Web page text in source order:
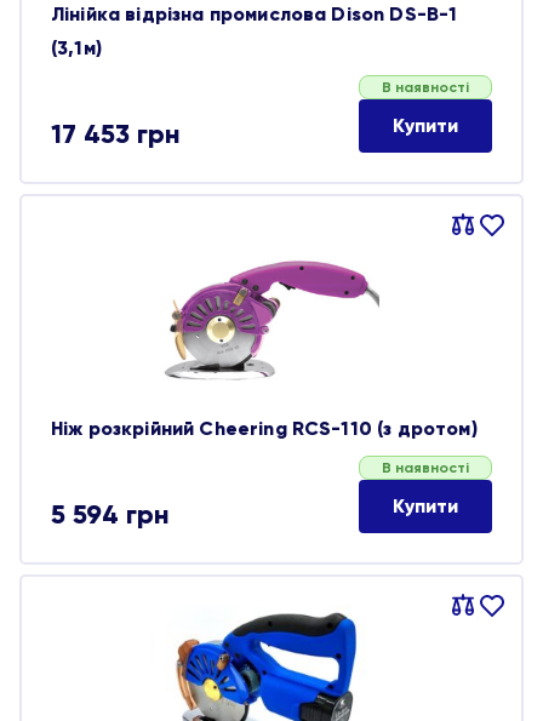
Лінійка відрізна промислова Dison DS-B-1
(3,1м)
17 453 грн
В наявності
Купити
Порівняти
В
Ніж розкрійний Cheering RCS-110 (з дротом)
5 594 грн
В наявності
Купити
Порівняти
В